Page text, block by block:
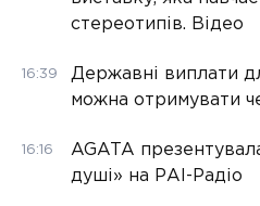
стереотипів. Відео
16:39
Державні виплати
можна отримувати
16:16
AGATA
душі» на РАІ-Радіо